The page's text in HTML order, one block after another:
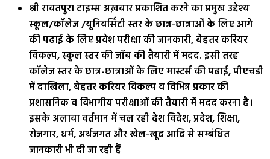
श्री रावतपुरा टाइम्स अख़बार प्रकाशित करने का प्रमुख उद्देश्य
स्कूल/कॉलेज /यूनिवर्सिटी स्तर के छात्र-छात्राओं के लिए आगे
की पढाई के लिए प्रवेश परीक्षा की जानकारी, बेहतर करियर
विकल्प, स्कूल स्तर की जॉब की तैयारी में मदद. इसी तरह
कॉलेज स्तर के छात्र-छात्राओं के लिए मास्टर्स की पढाई, पीएचडी
में दाखिला, बेहतर करियर विकल्प व विभिन्न प्रकार की
प्रशासनिक व विभागीय परीक्षाओं की तैयारी में मदद करना है।
इसके अलावा वर्तमान में चल रही देश विदेश, प्रदेश, शिक्षा,
रोजगार, धर्म, अर्थजगत और खेल-खूद आदि से सम्बंधित
जानकारी भी दी जा रही हैं